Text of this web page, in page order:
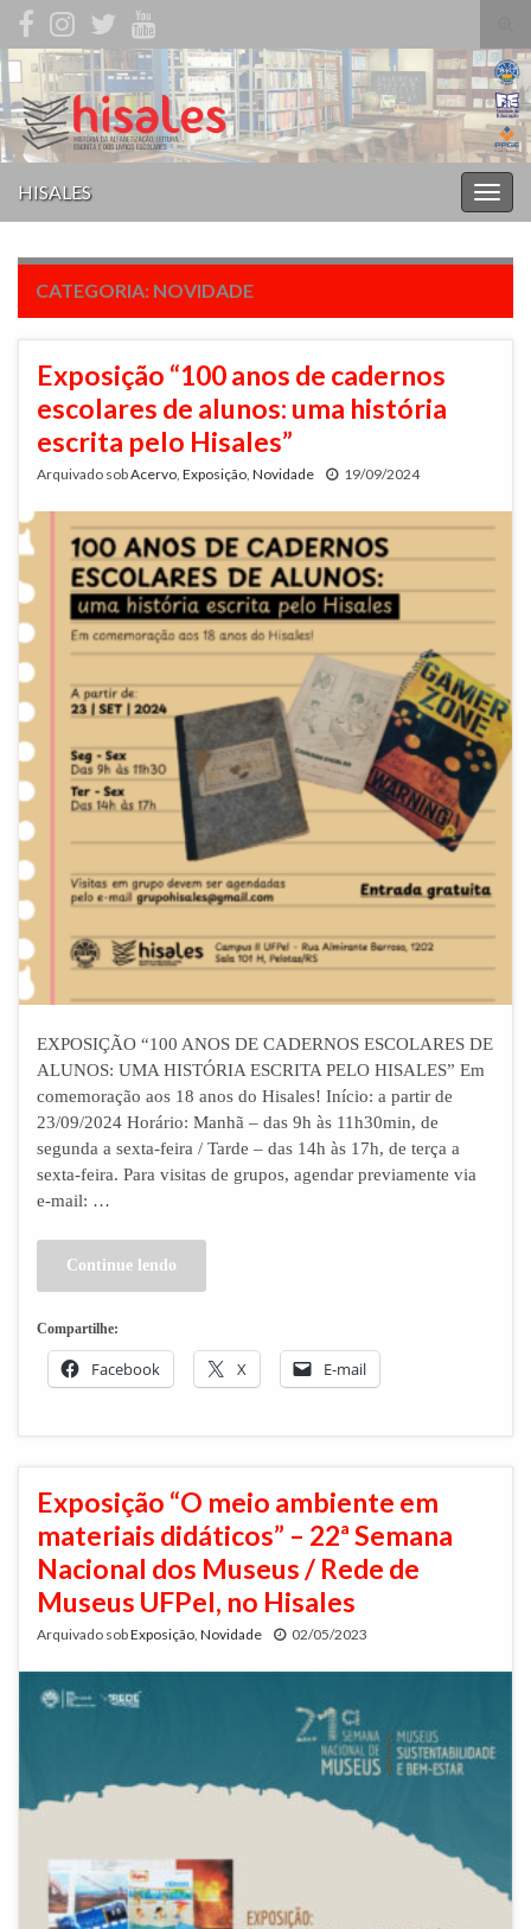
de
Search for:
HISALES
CATEGORIA: NOVIDADE
Exposição “100 anos de cadernos
escolares de alunos: uma história
escrita pelo Hisales”
Arquivado sobAcervo Exposição Novidade 19/09/2024
EXPOSIÇÃO “100 ANOS DE CADERNOS ESCOLARES DE
ALUNOS: UMA HISTÓRIA ESCRITA PELO HISALES” Em
comemoração aos 18 anos do Hisales! Início: a partir de
23/09/2024 Horário: Manhã – das 9h às 11h30min, de
segunda a sexta-feira / Tarde – das 14h às 17h, de terça a
sexta-feira. Para visitas de grupos, agendar previamente via
e-mail: …
Continue lendo
Compartilhe:
Facebook X E-mail
Exposição “O meio ambiente em
materiais didáticos” – 22ª Semana
Nacional dos Museus / Rede de
Museus UFPel, no Hisales
Arquivado sobExposição, Novidade 02/05/2023